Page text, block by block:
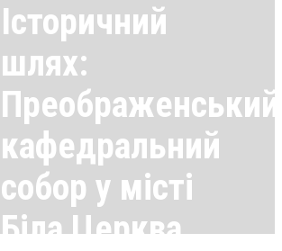
Історичний
шлях:
Преображенський
кафедральний
собор у місті
Біла Церква